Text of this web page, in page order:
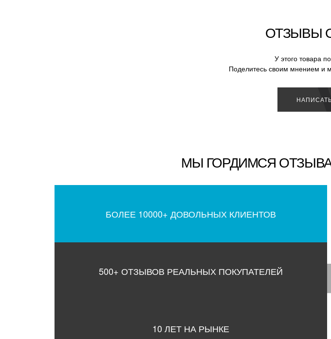
ОТЗЫВЫ
У этого товара
Поделитесь своим мнением и
МЫ ГОРДИМСЯ
БОЛЕЕ 10000+ ДОВОЛЬНЫХ КЛИЕНТОВ
500+ ОТЗЫВОВ РЕАЛЬНЫХ ПОКУПАТЕЛЕЙ
10 ЛЕТ НА РЫНКЕ